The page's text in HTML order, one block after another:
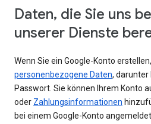
Daten, die Sie uns
unserer Dienste
Wenn Sie ein Google-Konto
personenbezogene Daten, darunter
Passwort. Sie können Ihrem Konto
oder Zahlungsinformationen
bei einem Google-Konto